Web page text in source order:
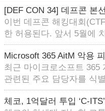
[DEF CON 34] 데프콘 본
이번 데프콘 해킹대회
한 허용된다. 앞서 5월에
Microsoft 365 AitM 악용
최근 마이크로소프트 365
관련된 주요 담당자를 식
체코, 1억달러 투입 ‘C-